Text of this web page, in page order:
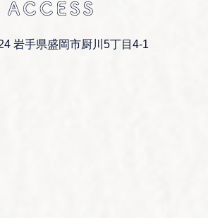
岩手県盛岡市厨川5丁目4-1